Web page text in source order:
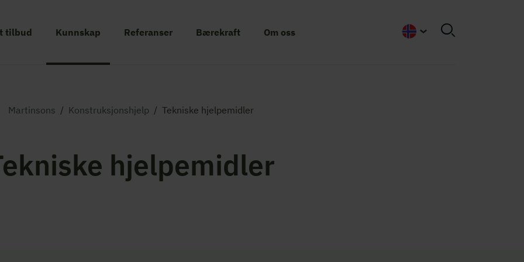
tilbud Kunnskap Referanser Bærekraft Om oss
Norwegian
Martinsons / Konstruksjonshjelp / Tekniske hjelpemidler
hjelpemidler